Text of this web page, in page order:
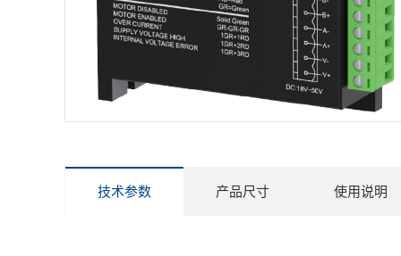
技术参数 产品尺寸 使用说明